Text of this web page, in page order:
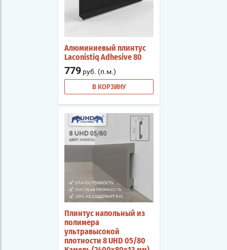
Алюминиевый плинтус
Laconistiq Adhesive 80
779 руб. (п.м.)
В КОРЗИНУ
Плинтус напольный из
полимера
ультравысокой
плотности 8 UHD 05/80